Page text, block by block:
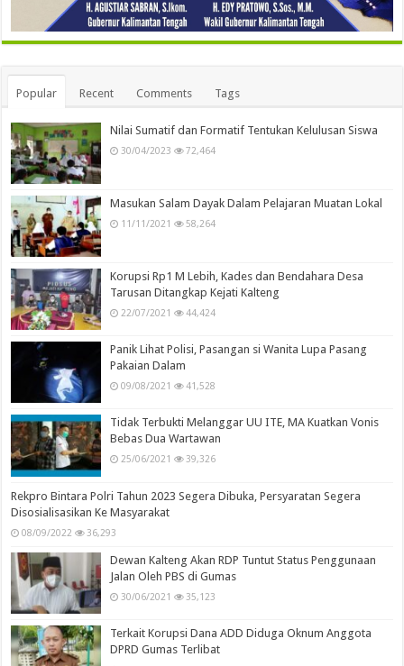
Popular Recent Comments Tags
Nilai Sumatif dan Formatif Tentukan Kelulusan Siswa
30/04/2023 72,464
Masukan Salam Dayak Dalam Pelajaran Muatan Lokal
11/11/2021 58,264
Korupsi Rp1 M Lebih, Kades dan Bendahara Desa
Tarusan Ditangkap Kejati Kalteng
22/07/2021 44,424
Panik Lihat Polisi, Pasangan si Wanita Lupa Pasang
Pakaian Dalam
09/08/2021 41,528
Tidak Terbukti Melanggar UU ITE, MA Kuatkan Vonis
Bebas Dua Wartawan
25/06/2021 39,326
Rekpro Bintara Polri Tahun 2023 Segera Dibuka, Persyaratan Segera
Disosialisasikan Ke Masyarakat
08/09/2022 36,293
Dewan Kalteng Akan RDP Tuntut Status Penggunaan
Jalan Oleh PBS di Gumas
30/06/2021 35,123
Terkait Korupsi Dana ADD Diduga Oknum Anggota
DPRD Gumas Terlibat